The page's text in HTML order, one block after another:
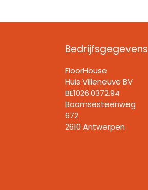
Bedrijfsgegevens
FloorHouse
Huis Villeneuve BV​
BE1026.0372.94
Boomsesteenweg
672
2610 Antwerpen